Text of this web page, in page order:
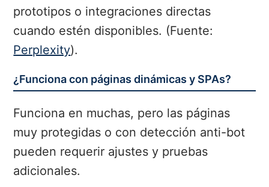
prototipos o integraciones directas
cuando estén disponibles. (Fuente:
Perplexity).
¿Funciona con páginas dinámicas y SPAs?
Funciona en muchas, pero las páginas
muy protegidas o con detección anti-bot
pueden requerir ajustes y pruebas
adicionales.